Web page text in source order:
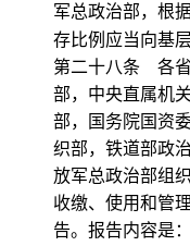
军总政治部，根
存比例应当向基层
第二十八条 各
部，中央直属机
部，国务院国资
织部，铁道部政
放军总政治部组
收缴、使用和管
告。报告内容是